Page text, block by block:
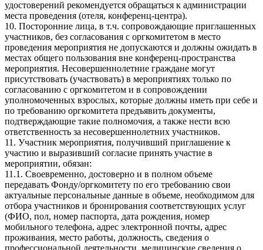
удостоверений рекомендуется обращаться к администрации
места проведения (отеля, конференц-центра).
10. Посторонние лица, в т.ч. сопровождающие приглашенных
участников, без согласования с оргкомитетом в место
проведения мероприятия не допускаются и должны ожидать в
местах общего пользования вне конференц-пространства
мероприятия. Несовершеннолетние граждане могут
присутствовать (участвовать) в мероприятиях только по
согласованию с оргкомитетом и в сопровождении
уполномоченных взрослых, которые должны иметь при себе и
по требованию оргкомитета предъявить документы,
подтверждающие такие полномочия, а также нести всю
ответственность за несовершеннолетних участников.
11. Участник мероприятия, получивший приглашение к
участию и выразивший согласие принять участие в
мероприятии, обязан:
11.1. Своевременно, достоверно и в полном объеме
передавать Фонду/оргкомитету по его требованию свои
актуальные персональные данные в объеме, необходимом для
отбора участников и бронирования соответствующих услуг
(ФИО, пол, номер паспорта, дата рождения, номер
мобильного телефона, адрес электронной почты, адрес
проживания, место работы, должность, сведения о
профессиональной деятельности, медицинские сведения о